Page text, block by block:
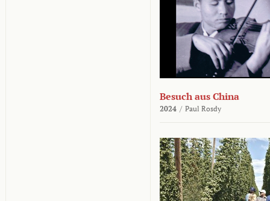
Besuch aus China
2024 / Paul Rosdy